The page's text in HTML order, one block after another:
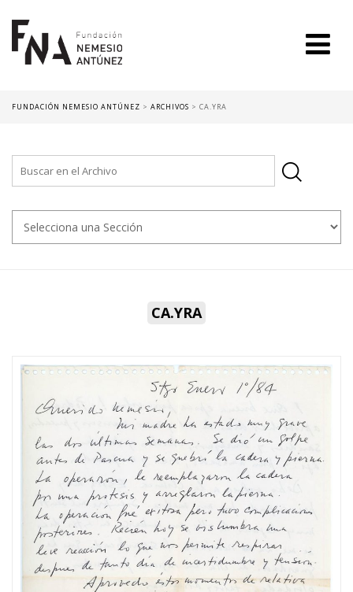
FUNDACIÓN NEMESIO ANTÚNEZ > ARCHIVOS > CA.YRA
CA.YRA